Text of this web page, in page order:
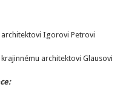
Igorovi Petrovi
architektovi Glausovi